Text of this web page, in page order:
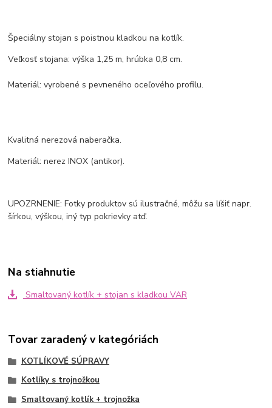
Špeciálny stojan s poistnou kladkou na kotlík.
Veľkosť stojana: výška 1,25 m, hrúbka 0,8 cm.
Materiál: vyrobené s pevneného oceľového profilu.
Kvalitná nerezová naberačka.
Materiál: nerez INOX (antikor).
UPOZRNENIE: Fotky produktov sú ilustračné, môžu sa líšiť napr.
šírkou, výškou, iný typ pokrievky atď.
Na stiahnutie
Smaltovaný kotlík + stojan s kladkou VAR
Tovar zaradený v kategóriách
KOTLÍKOVÉ SÚPRAVY
Kotlíky s trojnožkou
Smaltovaný kotlík + trojnožka